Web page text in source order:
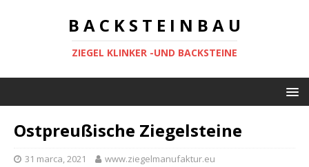
B A C K S T E I N B A U
ZIEGEL KLINKER -UND BACKSTEINE
Ostpreußische Ziegelsteine
31 marca, 2021 www.ziegelmanufaktur.eu